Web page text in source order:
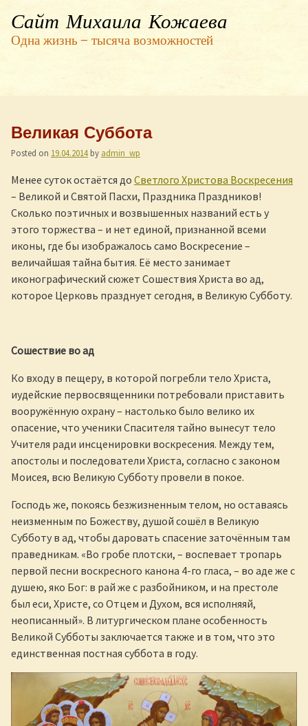
Сайт Михаила Кожаева
Одна жизнь — тысяча возможностей
Великая Суббота
Posted on 19.04.2014 by admin_wp
Менее суток остаётся до Светлого Христова Воскресения
– Великой и Святой Пасхи, Праздника Праздников!
Сколько поэтичных и возвышенных названий есть у
этого торжества – и нет единой, признанной всеми
иконы, где бы изображалось само Воскресение –
величайшая тайна бытия. Её место занимает
иконографический сюжет Сошествия Христа во ад,
которое Церковь празднует сегодня, в Великую Субботу.
Сошествие во ад
Ко входу в пещеру, в которой погребли тело Христа,
иудейские первосвященники потребовали приставить
вооружённую охрану – настолько было велико их
опасение, что ученики Спасителя тайно вынесут тело
Учителя ради инсценировки воскресения. Между тем,
апостолы и последователи Христа, согласно с законом
Моисея, всю Великую Субботу провели в покое.
Господь же, покоясь безжизненным телом, но оставаясь
неизменным по Божеству, душой сошёл в Великую
Субботу в ад, чтобы даровать спасение заточённым там
праведникам. «Во гробе плотски, – воспевает тропарь
первой песни воскресного канона 4-го гласа, – во аде же с
душею, яко Бог: в рай же с разбойником, и на престоле
был еси, Христе, со Отцем и Духом, вся исполняяй,
неописанный». В литургическом плане особенность
Великой Субботы заключается также и в том, что это
единственная постная суббота в году.